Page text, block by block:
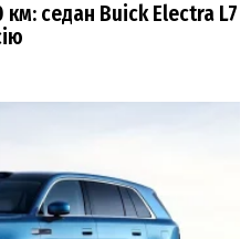
седан Buick Electra L7